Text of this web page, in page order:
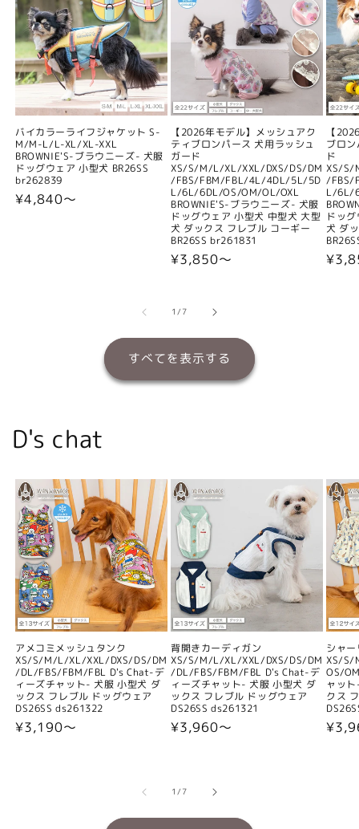
バイカラーライフジャケット S-
M/M-L/L-XL/XL-XXL
BROWNIE'S-ブラウニーズ- 犬服
ドッグウェア 小型犬 BR26SS
br262839
通
¥4,840〜
【2026年モデル】メッシュアク
ティブロンパース 犬用ラッシュ
ガード
XS/S/M/L/XL/XXL/DXS/DS/DM
/FBS/FBM/FBL/4L/4DL/5L/5D
L/6L/6DL/OS/OM/OL/OXL
BROWNIE'S-ブラウニーズ- 犬服
ドッグウェア 小型犬 中型犬 大型
犬 ダックス フレブル コーギー
BR26SS br261831
通
格
¥3,850〜
【
ブロ
ド
XS/S/
/FBS/
L/6L/
ドッ
犬 ダ
通
1/の
7
すべてを表示する
D's chat
アメコミメッシュタンク
XS/S/M/L/XL/XXL/DXS/DS/DM
/DL/FBS/FBM/FBL D's Chat-デ
ィーズチャット- 犬服 小型犬 ダ
ックス フレブル ドッグウェア
DS26SS ds261322
通
¥3,190〜
背開きカーディガン
XS/S/M/L/XL/XXL/DXS/DS/DM
/DL/FBS/FBM/FBL D's Chat-デ
ィーズチャット- 犬服 小型犬 ダ
ックス フレブル ドッグウェア
DS26SS ds261321
通
¥3,960〜
シャ
XS/
OS/
ャッ
クス
通
1/の
7